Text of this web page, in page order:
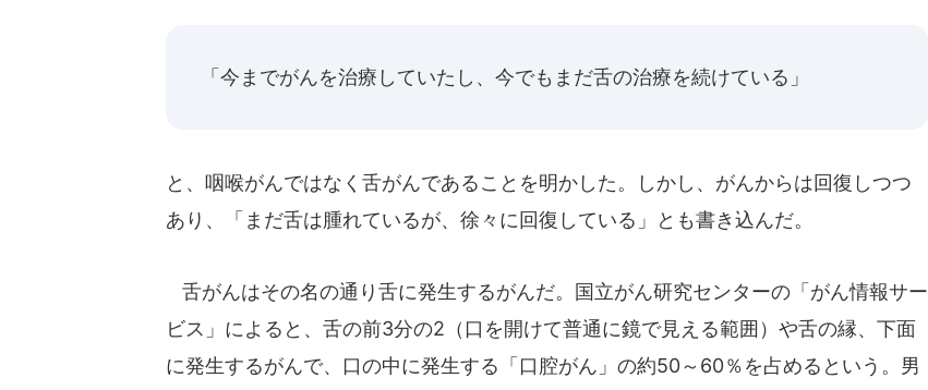
「今までがんを治療していたし、今でもまだ舌の治療を続けている」
と、咽喉がんではなく舌がんであることを明かした。しかし、がんからは回復しつつ
あり、「まだ舌は腫れているが、徐々に回復している」とも書き込んだ。
舌がんはその名の通り舌に発生するがんだ。国立がん研究センターの「がん情報サー
ビス」によると、舌の前3分の2（口を開けて普通に鏡で見える範囲）や舌の縁、下面
に発生するがんで、口の中に発生する「口腔がん」の約50～60％を占めるという。男